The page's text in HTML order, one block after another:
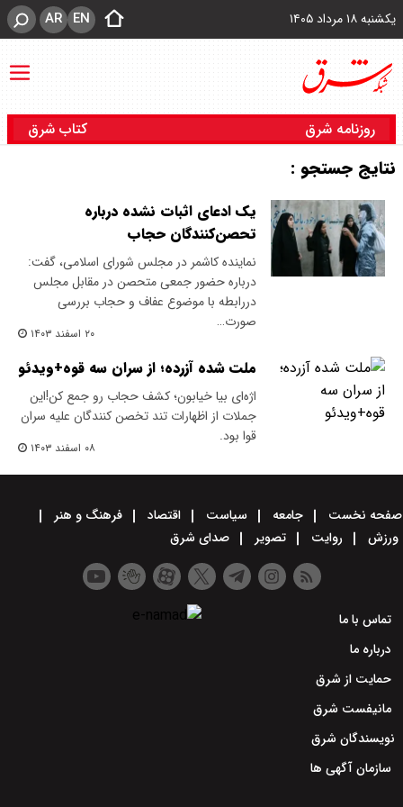
یکشنبه ۱۸ مرداد ۱۴۰۵ EN
AR
روزنامه شرق کتاب شرق
نتایج جستجو :
یک ادعای اثبات نشده درباره
تحصن‌کنندگان حجاب
نماینده کاشمر در مجلس شورای اسلامی، گفت:
درباره حضور جمعی متحصن در مقابل مجلس
دررابطه با موضوع عفاف و حجاب بررسی
صورت…
۲۰ اسفند ۱۴۰۳
ملت شده آزرده؛ از سران سه قوه+ویدئو
اژه‌ای بیا خیابون؛ کشف حجاب رو جمع کن!این
جملات از اظهارات تند تخصن کنندگان علیه سران
قوا بود.
۰۸ اسفند ۱۴۰۳
صفحه نخست جامعه سیاست اقتصاد
فرهنگ و هنر
ورزش
روایت تصویر صدای شرق
تماس با ما
درباره ما
حمایت از شرق
مانیفست شرق
نویسندگان شرق
سازمان آگهی ها